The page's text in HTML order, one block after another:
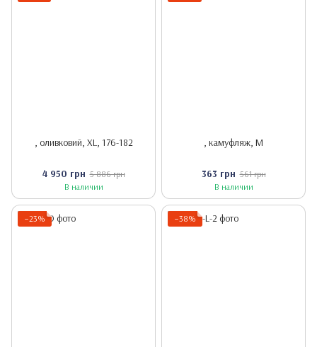
, оливковий, XL, 176-182
4 950 грн 5 886 грн
В наличии
, камуфляж, M
363 грн 561 грн
В наличии
−23% −38%